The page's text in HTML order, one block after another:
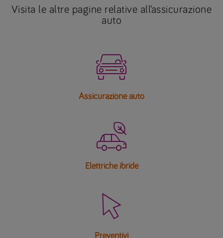
Visita le altre pagine relative all’assicurazione
auto

Assicurazione auto

Elettriche ibride

Preventivi